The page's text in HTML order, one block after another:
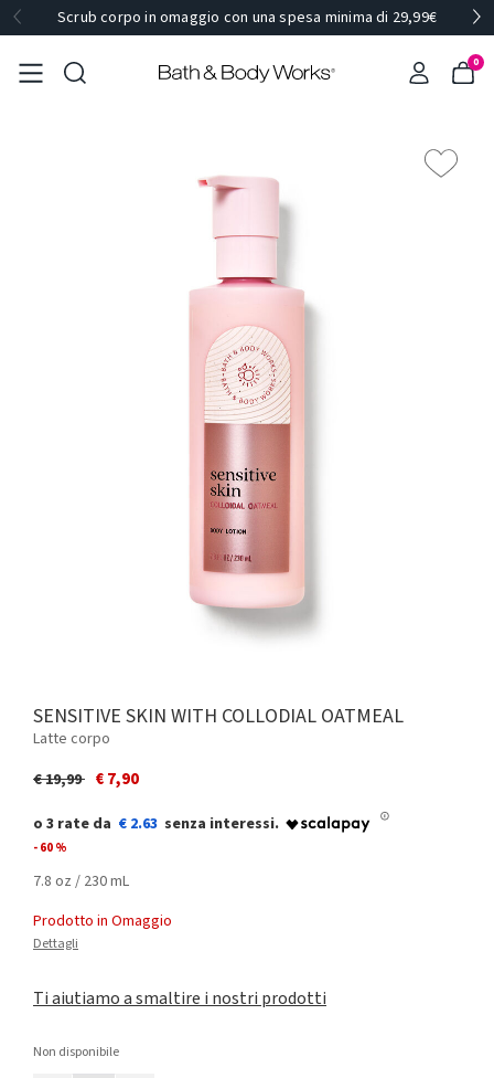
Scrub corpo in omaggio con una spesa minima di 29,99€
0
SENSITIVE SKIN WITH COLLODIAL OATMEAL
Latte corpo
Price reduced from
€ 19,99to€ 7,90
€ 2.63
- 60 %
7.8 oz / 230 mL
Prodotto in Omaggio
Dettagli
Ti aiutiamo a smaltire i nostri prodotti
Non disponibile